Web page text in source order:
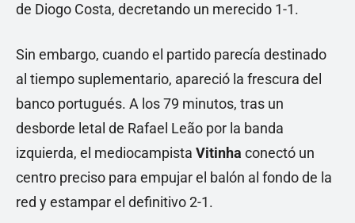
de Diogo Costa, decretando un merecido 1-1.
Sin embargo, cuando el partido parecía destinado
al tiempo suplementario, apareció la frescura del
banco portugués. A los 79 minutos, tras un
desborde letal de Rafael Leão por la banda
izquierda, el mediocampista Vitinha conectó un
centro preciso para empujar el balón al fondo de la
red y estampar el definitivo 2-1.